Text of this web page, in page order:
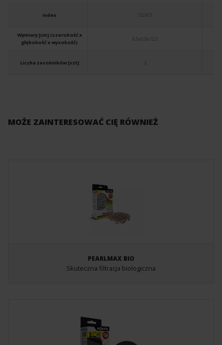
Index
Wymiary [cm] (szerokość x
głębokość x wysokość)
Liczba zasobników [szt]
132473
8,5x5,5x12,5
3
MOŻE ZAINTERESOWAĆ CIĘ RÓWNIEŻ
PEARLMAX BIO
Skuteczna filtracja biologiczna